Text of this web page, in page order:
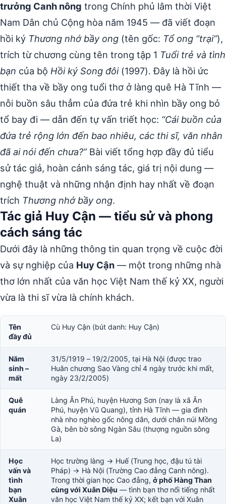
trưởng Canh nông trong Chính phủ lâm thời Việt
Nam Dân chủ Cộng hòa năm 1945 — đã viết đoạn
hồi ký Thương nhớ bầy ong (tên gốc: Tổ ong “trại”),
trích từ chương cùng tên trong tập 1 Tuổi trẻ và tình
bạn của bộ Hồi ký Song đôi(1997). Đây là hồi ức
thiết tha về bầy ong tuổi thơ ở làng quê Hà Tĩnh —
nỗi buồn sâu thẳm của đứa trẻ khi nhìn bầy ong bỏ
tổ bay đi — dẫn đến tự vấn triết học: “Cái buồn của
đứa trẻ rộng lớn đến bao nhiêu, các thi sĩ, văn nhân
đã ai nói đến chưa?”Bài viết tổng hợp đầy đủ tiểu
sử tác giả, hoàn cảnh sáng tác, giá trị nội dung —
nghệ thuật và những nhận định hay nhất về đoạn
trích Thương nhớ bầy ong.
Tác giả Huy Cận — tiểu sử và phong
cách sáng tác
Dưới đây là những thông tin quan trọng về cuộc đời
và sự nghiệp của Huy Cận — một trong những nhà
thơ lớn nhất của văn học Việt Nam thế kỷ XX, người
vừa là thi sĩ vừa là chính khách.
Tên
đầy đủ
Cù Huy Cận (bút danh: Huy Cận)
Năm
sinh –
mất
31/5/1919 – 19/2/2005, tại Hà Nội (được trao
Huân chương Sao Vàng chỉ 4 ngày trước khi mất,
ngày 23/2/2005)
Quê
quán
Làng Ân Phú, huyện Hương Sơn (nay là xã Ân
Phú, huyện Vũ Quang), tỉnh Hà Tĩnh — gia đình
nhà nho nghèo gốc nông dân, dưới chân núi Mồng
Gà, bên bờ sông Ngàn Sâu (thượng nguồn sông
La)
Học
vấn và
tình
bạn
Xuân
Học trường làng → Huế (Trung học, đậu tú tài
Pháp) → Hà Nội (Trường Cao đẳng Canh nông).
Trong thời gian học Cao đẳng, ở phố Hàng Than
cùng với Xuân Diệu — tình bạn thơ nổi tiếng nhất
văn học Việt Nam thế kỷ XX; kết bạn với Xuân